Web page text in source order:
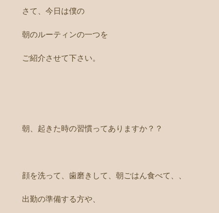
さて、今日は僕の
朝のルーティンの一つを
ご紹介させて下さい。
朝、起きた時の習慣ってありますか？？
顔を洗って、歯磨きして、朝ごはん食べて、、
出勤の準備する方や、